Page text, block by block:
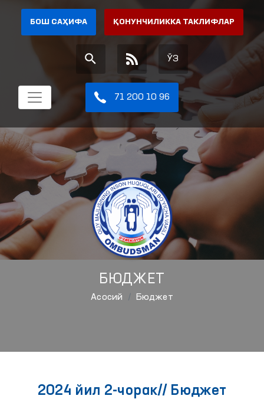
БОШ САҲИФА ҚОНУНЧИЛИККА ТАКЛИФЛАР
ЎЗ
71 200 10 96
БЮДЖЕТ
Aсосий Бюджет
2024 йил 2-чорак// Бюджет